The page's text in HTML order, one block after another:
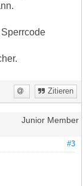
Zitieren
Junior Member
#3